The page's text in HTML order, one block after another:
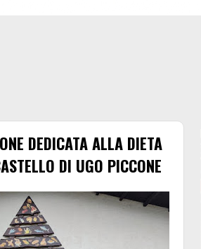
DEDICATA ALLA DIETA
DI UGO PICCONE